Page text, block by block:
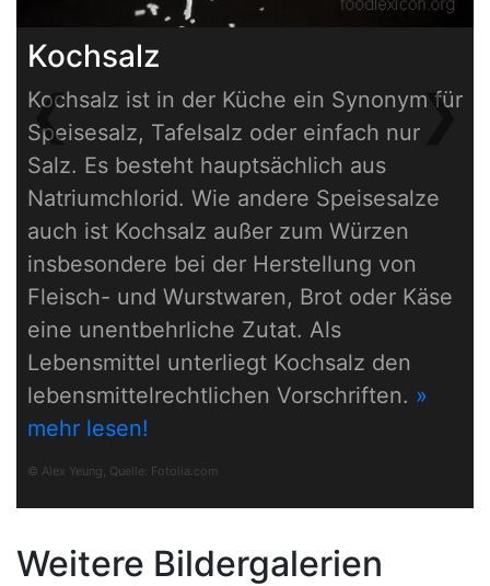
Kochsalz
Kochsalz ist in der Küche ein Synonym für
Speisesalz, Tafelsalz oder einfach nur
Salz. Es besteht hauptsächlich aus
Natriumchlorid. Wie andere Speisesalze
auch ist Kochsalz außer zum Würzen
insbesondere bei der Herstellung von
Fleisch- und Wurstwaren, Brot oder Käse
eine unentbehrliche Zutat. Als
Lebensmittel unterliegt Kochsalz den
lebensmittelrechtlichen Vorschriften. »
mehr lesen!
© Alex Yeung, Quelle: Fotolia.com
❮Previous ❯
Weitere Bildergalerien